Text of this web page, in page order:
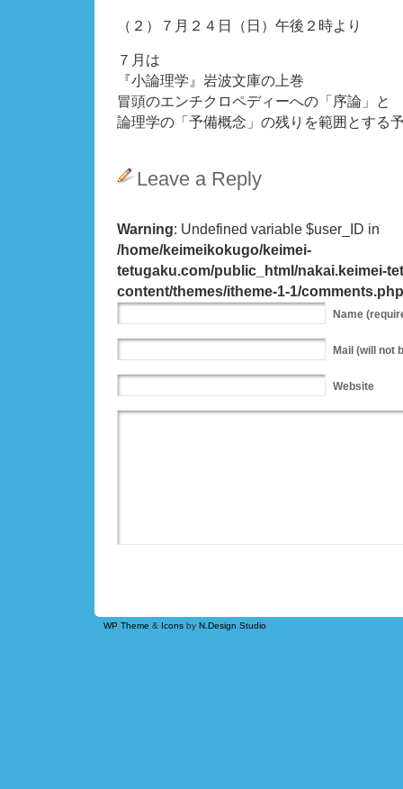
（２）７月２４日（日）午後２時より
７月は
『小論理学』岩波文庫の上巻
冒頭のエンチクロペディーへの「序論」と
論理学の「予備概念」の残りを範囲とする
Leave a Reply
Warning: Undefined variable $user_ID in
/home/keimeikokugo/keimei-
tetugaku.com/public_html/nakai.keimei-
content/themes/itheme-1-1/comments.php
Name
Mail (will not
Website
WP Theme & Icons by N.Design Studio